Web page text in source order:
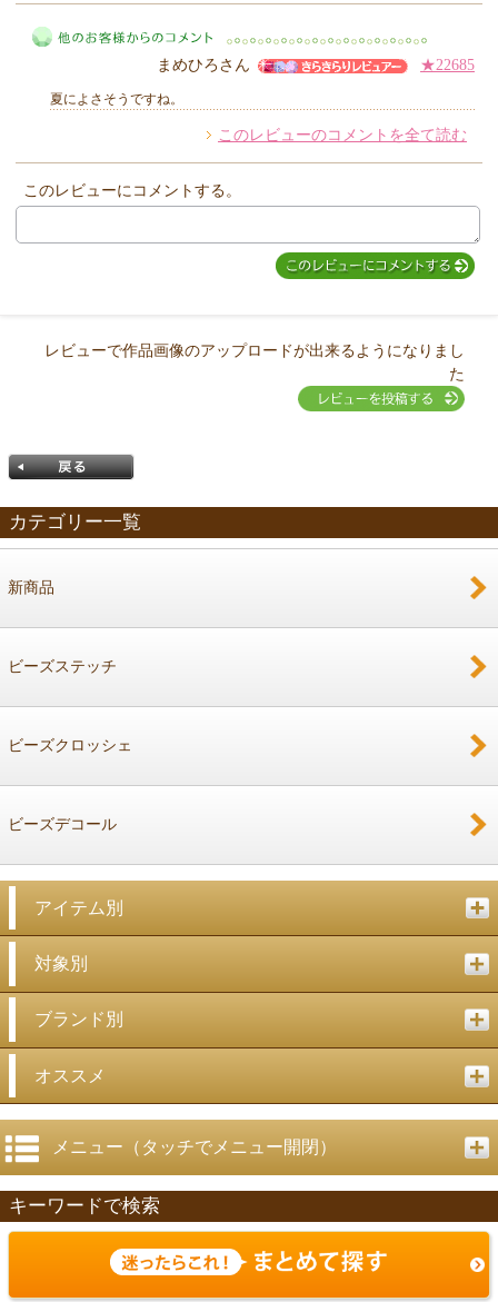
他のお客様からのコメント
まめひろさん ★22685
夏によさそうですね。
このレビューのコメントを全て読む
このレビューにコメントする。
レビューで作品画像のアップロードが出来るようになりまし
た
カテゴリー一覧
新商品
ビーズステッチ
ビーズクロッシェ
ビーズデコール
アイテム別
対象別
ブランド別
オススメ
メニュー（タッチでメニュー開閉）
キーワードで検索